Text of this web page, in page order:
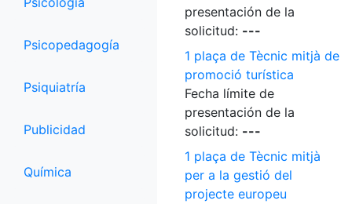
Psicopedagogía
Psiquiatría
Publicidad
Química
presentación de la
solicitud: ---
1 plaça de Tècnic mitjà de
promoció turística
Fecha límite de
presentación de la
solicitud: ---
1 plaça de Tècnic mitjà
per a la gestió del
projecte europeu